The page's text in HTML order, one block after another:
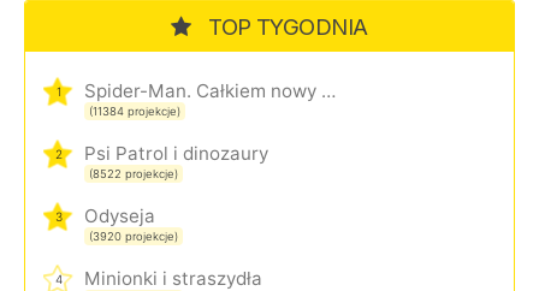
TOP TYGODNIA
1 Spider-Man. Całkiem nowy dzień
(11384 projekcje)
2 Psi Patrol i dinozaury
(8522 projekcje)
3 Odyseja
(3920 projekcje)
4 Minionki i straszydła